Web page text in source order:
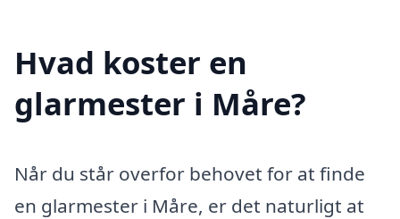
Hvad koster en
glarmester i Måre?
Når du står overfor behovet for at finde
en glarmester i Måre, er det naturligt at